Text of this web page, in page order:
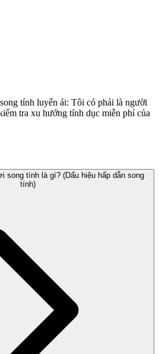
tính luyến ái: Tôi có phải là người
tra xu hướng tính dục miễn phí của
song tính là gì? (Dấu hiệu hấp dẫn song
tính)